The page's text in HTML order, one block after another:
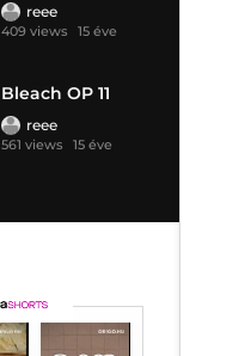
reee
409 views 15 éve
Bleach OP 11
reee
561 views 15 éve